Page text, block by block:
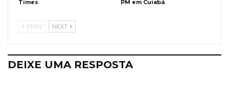
Times
PM em Cuiabá
PREV NEXT
DEIXE UMA RESPOSTA